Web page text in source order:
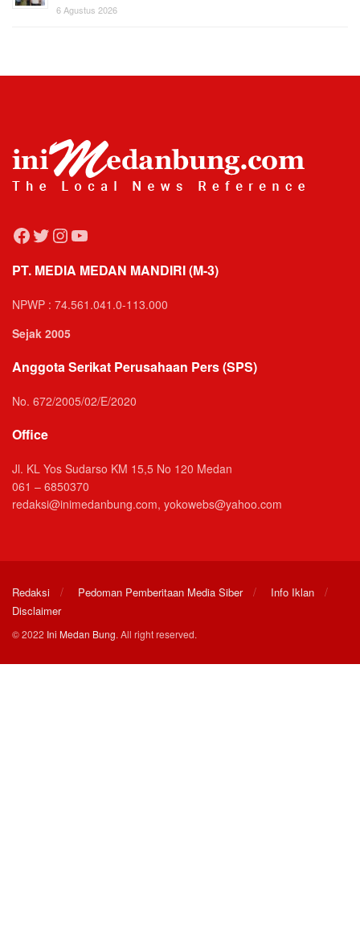
6 Agustus 2026
Facebook
Twitter
Instagram
YouTube
PT. MEDIA MEDAN MANDIRI (M-3)
NPWP : 74.561.041.0-113.000
Sejak 2005
Anggota Serikat Perusahaan Pers (SPS)
No. 672/2005/02/E/2020
Office
Jl. KL Yos Sudarso KM 15,5 No 120 Medan
061 – 6850370
redaksi@inimedanbung.com, yokowebs@yahoo.com
Redaksi Pedoman Pemberitaan Media Siber
Info Iklan
Disclaimer
© 2022 Ini Medan Bung. All right reserved.